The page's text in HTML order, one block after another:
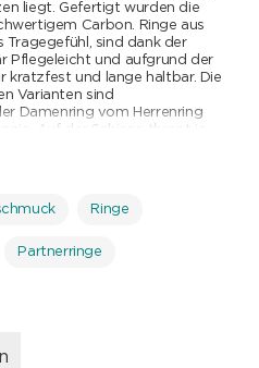
liegt. Gefertigt wurden die
Carbon. Ringe aus
Tragegefühl, sind dank der
Pflegeleicht und aufgrund der
kratzfest und lange haltbar. Die
Varianten sind
Damenring vom Herrenring
im Brillantschliff und bildet die
die Ringe in einer edlen
in verschiedenen Grössen, findet
Ringe
Partnerringe